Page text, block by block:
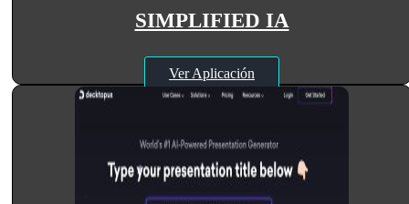
SIMPLIFIED IA
Ver Aplicación